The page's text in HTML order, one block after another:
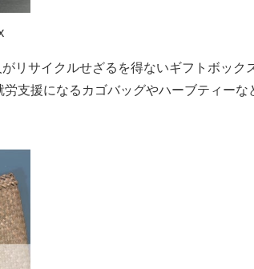
リサイクルせざるを得ないギフトボック
労支援になるカゴバッグやハーブティーな